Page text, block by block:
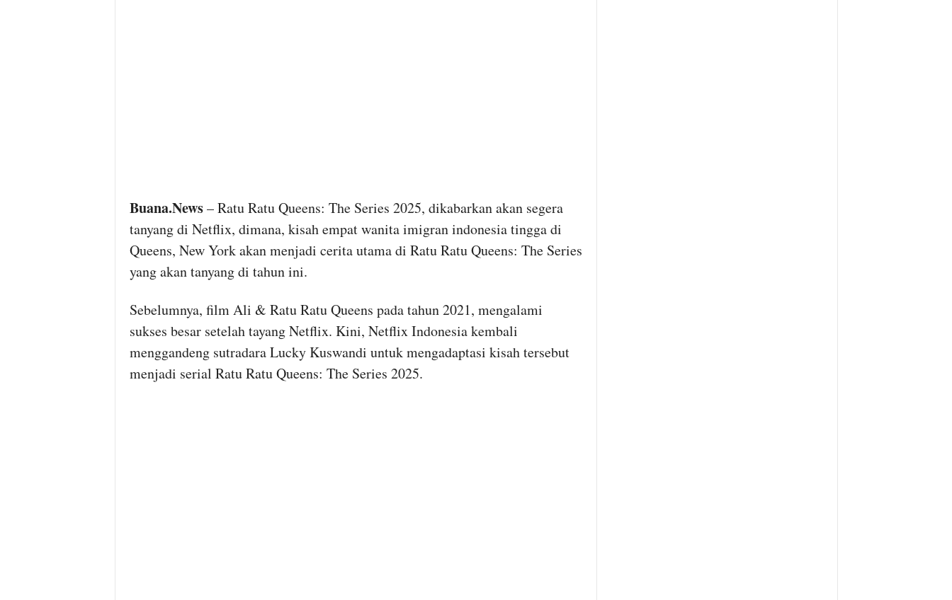
Buana.News– Ratu Ratu Queens: The Series 2025, dikabarkan akan segera
tanyang di Netflix, dimana, kisah empat wanita imigran indonesia tingga di
Queens, New York akan menjadi cerita utama di Ratu Ratu Queens: The Series
yang akan tanyang di tahun ini.
Sebelumnya, film Ali & Ratu Ratu Queens pada tahun 2021, mengalami
sukses besar setelah tayang Netflix. Kini, Netflix Indonesia kembali
menggandeng sutradara Lucky Kuswandi untuk mengadaptasi kisah tersebut
menjadi serial Ratu Ratu Queens: The Series 2025.